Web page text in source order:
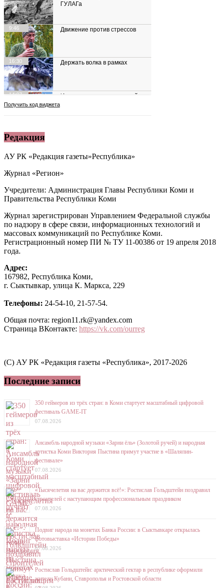
Редакция
АУ РК «Редакция газеты»Республика»
Журнал «Регион»
Учредители: Администрация Главы Республики Коми и
Правительства Республики Коми
Журнал зарегистрирован Управлением Федеральной службы
по надзору в сфере связи, информационных технологий и
массовых коммуникаций по Республике Коми.
Регистрационный номер ПИ № ТУ 11-00386 от 19 апреля 2018
года.
Адрес:
167982, Республика Коми,
г. Сыктывкар, улица К. Маркса, 229
Телефоны: 24-54-10, 21-57-54.
Общая почта: region11.rk@yandex.com
Страница ВКонтакте: https://vk.com/ourreg
(C) АУ РК «Редакция газеты «Республика», 2017-2026
Последние записи
350 геймеров из трёх стран: в Коми стартует масштабный цифровой
фестиваль GAME-IT
07.08.2026
Ансамбль народной музыки «Зарни ёль» (Золотой ручей) и народная
артистка Коми Виктория Пыстина примут участие в «Шаляпин-
фестивале»
07.08.2026
«Тысячелетия на вас держится всё!»: Ростислав Гольдштейн поздравил
строителей с наступающим профессиональным праздником
07.08.2026
Подвиг народа на монетах Банка России: в Сыктывкаре открылась
фотовыставка «Истории Победы»
07.08.2026
Ростислав Гольдштейн: арктический гектар в республике оформили
жители Кубани, Ставрополья и Ростовской области